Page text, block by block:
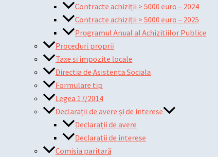
Contracte achiziții > 5000 euro – 2024
Contracte achiziții > 5000 euro – 2025
Programul Anual al Achizitiilor Publice
Proceduri proprii
Taxe si impozite locale
Directia de Asistenta Sociala
Formulare tip
Legea 17/2014
Declarații de avere și de interese
Declarații de avere
Declarații de interese
Comisia paritară